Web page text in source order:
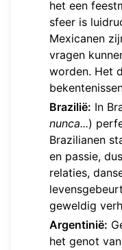
het een
sfeer is
Mexicanen
vragen
worden. Het
Brazilië: In
nunca...)
Brazilianen
en passie,
relaties,
geweldig
Argentinië:
het genot van